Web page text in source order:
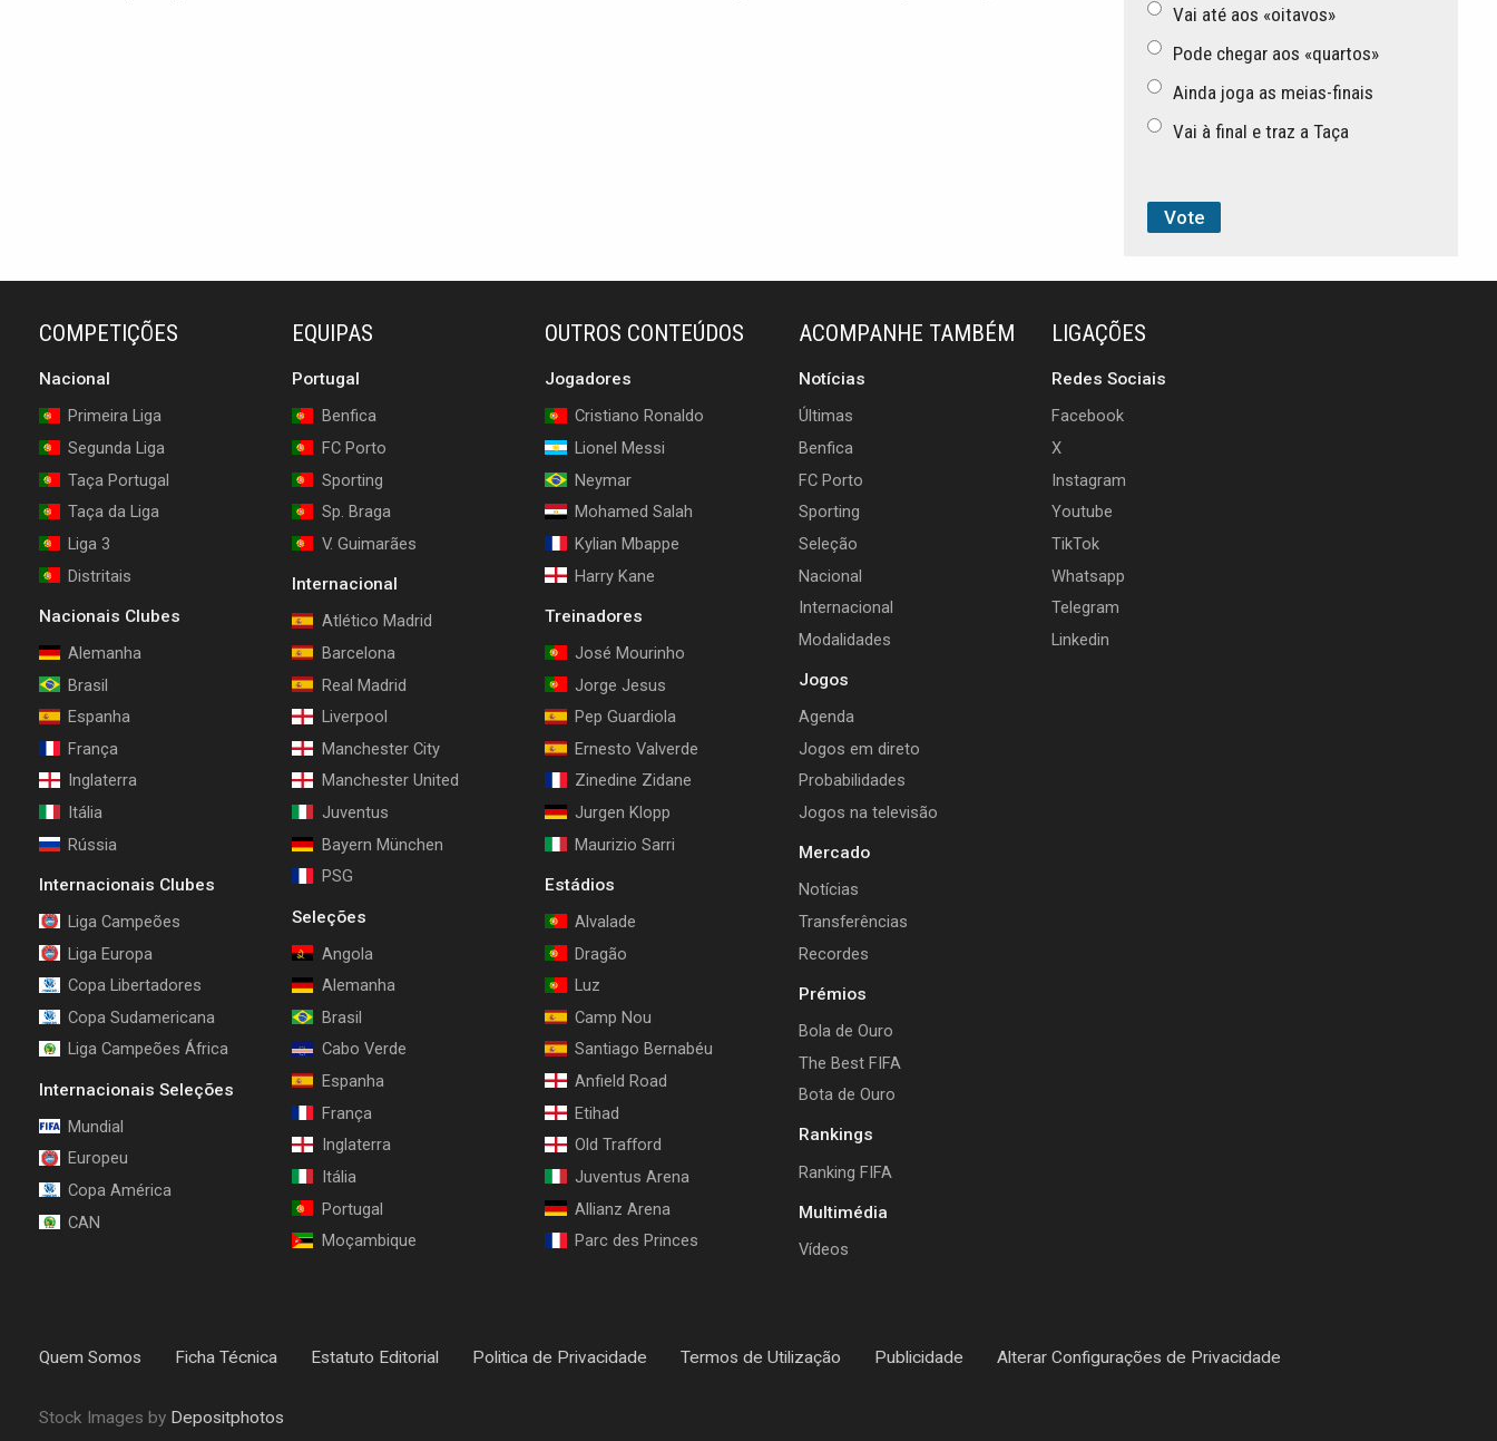
Vai até aos «oitavos»
Pode chegar aos «quartos»
Ainda joga as meias-finais
Vai à final e traz a Taça
COMPETIÇÕES
Nacional
Primeira Liga
Segunda Liga
Taça Portugal
Taça da Liga
Liga 3
Distritais
Nacionais Clubes
Alemanha
Brasil
Espanha
França
Inglaterra
Itália
Rússia
Internacionais Clubes
Liga Campeões
Liga Europa
Copa Libertadores
Copa Sudamericana
Liga Campeões África
Internacionais Seleções
Mundial
Europeu
Copa América
CAN
EQUIPAS
Portugal
Benfica
FC Porto
Sporting
Sp. Braga
V. Guimarães
Internacional
Atlético Madrid
Barcelona
Real Madrid
Liverpool
Manchester City
Manchester United
Juventus
Bayern München
PSG
Seleções
Angola
Alemanha
Brasil
Cabo Verde
Espanha
França
Inglaterra
Itália
Portugal
Moçambique
OUTROS CONTEÚDOS
Jogadores
Cristiano Ronaldo
Lionel Messi
Neymar
Mohamed Salah
Kylian Mbappe
Harry Kane
Treinadores
José Mourinho
Jorge Jesus
Pep Guardiola
Ernesto Valverde
Zinedine Zidane
Jurgen Klopp
Maurizio Sarri
Estádios
Alvalade
Dragão
Luz
Camp Nou
Santiago Bernabéu
Anfield Road
Etihad
Old Trafford
Juventus Arena
Allianz Arena
Parc des Princes
ACOMPANHE TAMBÉM
Notícias
Últimas
Benfica
FC Porto
Sporting
Seleção
Nacional
Internacional
Modalidades
Jogos
Agenda
Jogos em direto
Probabilidades
Jogos na televisão
Mercado
Notícias
Transferências
Recordes
Prémios
Bola de Ouro
The Best FIFA
Bota de Ouro
Rankings
Ranking FIFA
Multimédia
Vídeos
LIGAÇÕES
Redes Sociais
Facebook
X
Instagram
Youtube
TikTok
Whatsapp
Telegram
Linkedin
Quem Somos Ficha Técnica Estatuto Editorial Politica de Privacidade Termos de Utilização Publicidade Alterar Configurações de Privacidade
Stock Images by Depositphotos